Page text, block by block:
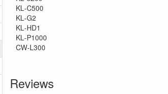
KL‑C500
KL‑G2
KL‑HD1
KL‑P1000
CW‑L300
Reviews